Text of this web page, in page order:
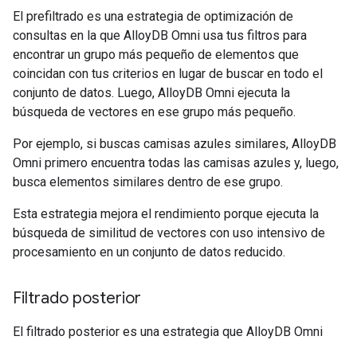
El prefiltrado es una estrategia de optimización de
consultas en la que AlloyDB Omni usa tus filtros para
encontrar un grupo más pequeño de elementos que
coincidan con tus criterios en lugar de buscar en todo el
conjunto de datos. Luego, AlloyDB Omni ejecuta la
búsqueda de vectores en ese grupo más pequeño.
Por ejemplo, si buscas camisas azules similares, AlloyDB
Omni primero encuentra todas las camisas azules y, luego,
busca elementos similares dentro de ese grupo.
Esta estrategia mejora el rendimiento porque ejecuta la
búsqueda de similitud de vectores con uso intensivo de
procesamiento en un conjunto de datos reducido.
Filtrado posterior
El filtrado posterior es una estrategia que AlloyDB Omni